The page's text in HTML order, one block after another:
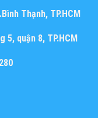
Thạnh, TP.HCM
5, quận 8, TP.HCM